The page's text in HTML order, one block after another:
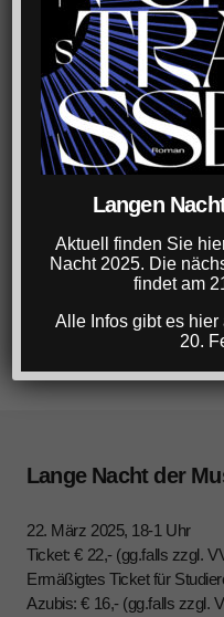
Lange Nacht der
22. März 2025, 18-1 Uhr
Ticket: € 22,- (gg.falls zzgl.
Ermäßigtes Ticket für
Azubis: € 16,- (gg.falls zzgl.
Langen
Aktuell finden Sie
Nacht 2025. Die
findet am
Alle Infos gibt es hier
20.